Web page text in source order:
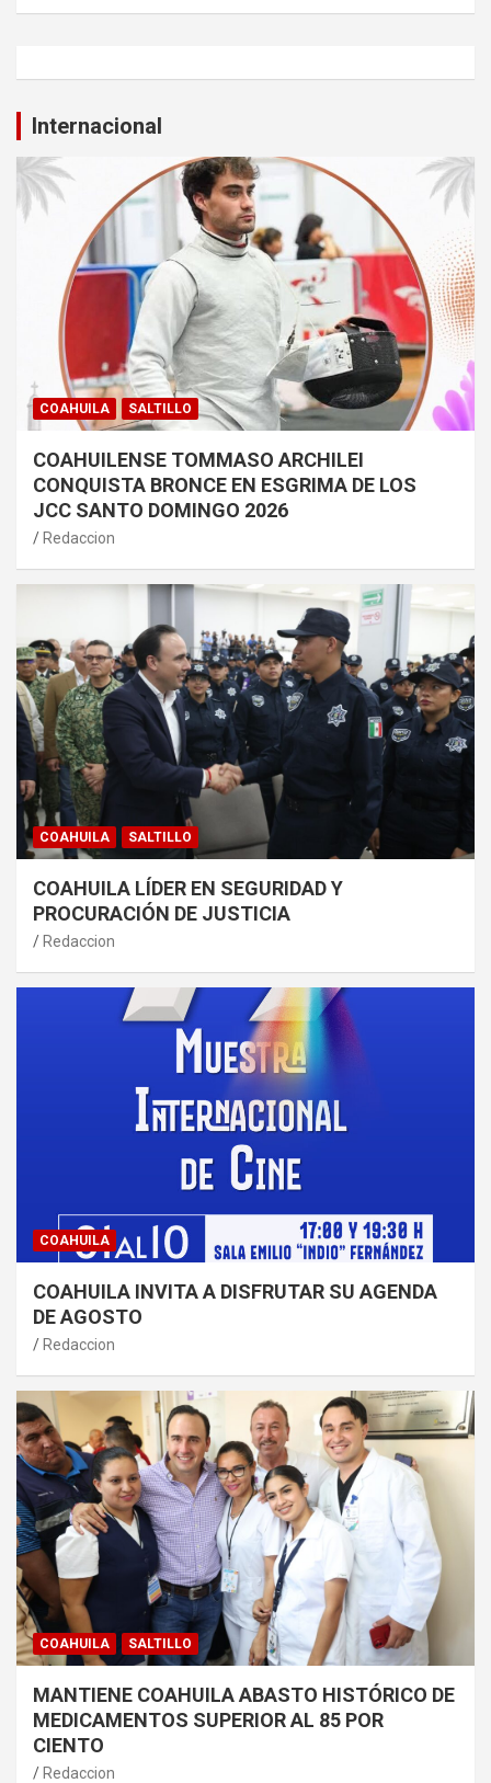
Internacional
COAHUILA SALTILLO
COAHUILENSE TOMMASO ARCHILEI
CONQUISTA BRONCE EN ESGRIMA DE LOS
JCC SANTO DOMINGO 2026
Redaccion
COAHUILA SALTILLO
COAHUILA LÍDER EN SEGURIDAD Y
PROCURACIÓN DE JUSTICIA
Redaccion
COAHUILA
COAHUILA INVITA A DISFRUTAR SU AGENDA
DE AGOSTO
Redaccion
COAHUILA SALTILLO
MANTIENE COAHUILA ABASTO HISTÓRICO DE
MEDICAMENTOS SUPERIOR AL 85 POR
CIENTO
Redaccion